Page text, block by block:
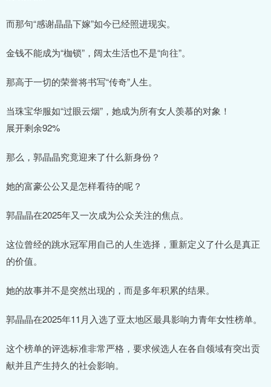
而那句“感谢晶晶下嫁”如今已经照进现实。
金钱不能成为“枷锁”，阔太生活也不是“向往”。
那高于一切的荣誉将书写“传奇”人生。
当珠宝华服如“过眼云烟”，她成为所有女人羡慕的对象！
展开剩余92%
那么，郭晶晶究竟迎来了什么新身份？
她的富豪公公又是怎样看待的呢？
郭晶晶在2025年又一次成为公众关注的焦点。
这位曾经的跳水冠军用自己的人生选择，重新定义了什么是真正
的价值。
她的故事并不是突然出现的，而是多年积累的结果。
郭晶晶在2025年11月入选了亚太地区最具影响力青年女性榜单。
这个榜单的评选标准非常严格，要求候选人在各自领域有突出贡
献并且产生持久的社会影响。